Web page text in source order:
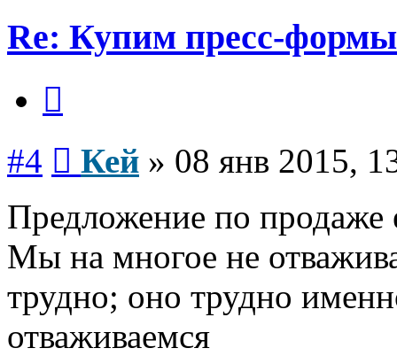
Re: Купим пресс-формы
#4 Кей » 08 янв 2015,
Предложение по продаже
Мы на многое не
трудно; оно трудно
отваживаемся